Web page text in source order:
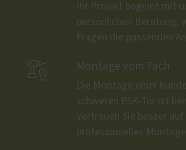
Ihr Projekt beginnt mit
persönlichen Beratung,
Fragen die passenden
 Montage vom Fach
Die Montage einer
schweren PSK-Tür ist
Vertrauen Sie besser auf
professionelles